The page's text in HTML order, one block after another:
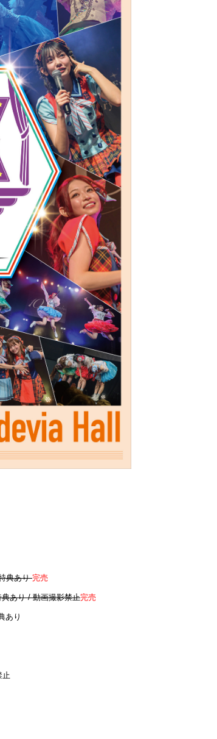
典あり完売
あり / 動画撮影禁止完売
あり
止